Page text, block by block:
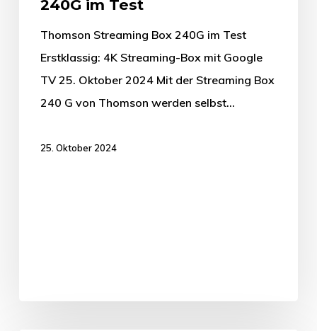
240G im Test
Thomson Streaming Box 240G im Test
Erstklassig: 4K Streaming-Box mit Google
TV 25. Oktober 2024 Mit der Streaming Box
240 G von Thomson werden selbst…
25. Oktober 2024